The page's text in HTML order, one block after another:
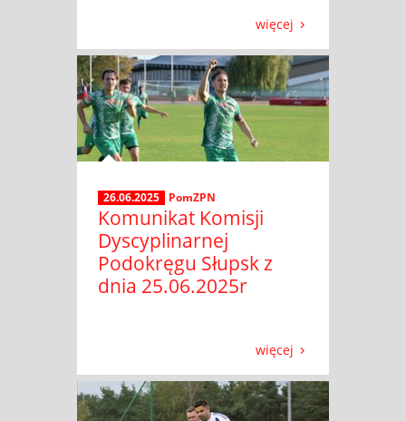
więcej
26.06.2025 PomZPN
Komunikat Komisji
Dyscyplinarnej
Podokręgu Słupsk z
dnia 25.06.2025r
więcej